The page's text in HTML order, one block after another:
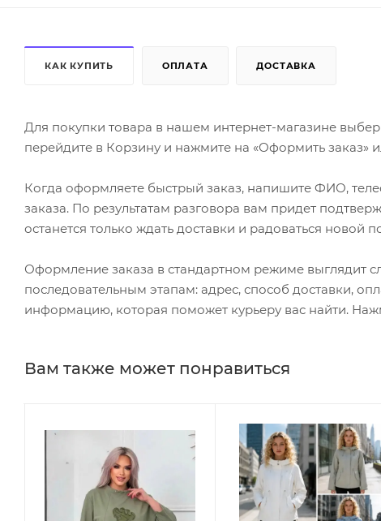
КАК КУПИТЬ ОПЛАТА ДОСТАВКА
Для покупки товара в нашем интернет-магазине
перейдите в Корзину и нажмите на «Оформить заказ»
Когда оформляете быстрый заказ, напишите ФИО,
заказа. По результатам разговора вам придет
останется только ждать доставки и радоваться новой
Оформление заказа в стандартном режиме выглядит
последовательным этапам: адрес, способ доставки,
информацию, которая поможет курьеру вас найти.
Вам также может понравиться